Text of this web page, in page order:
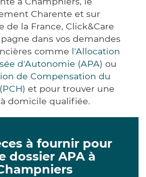
Charente et sur
de la France, Click&Care
dans vos demandes
comme l'Allocation
d'Autonomie (APA) ou
de Compensation du
et pour trouver une
domicile qualifiée.
à fournir pour
dossier APA à